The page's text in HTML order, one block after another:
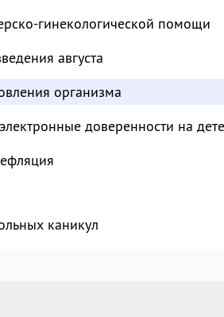
гинекологической помощи
августа
организма
доверенности на
каникул